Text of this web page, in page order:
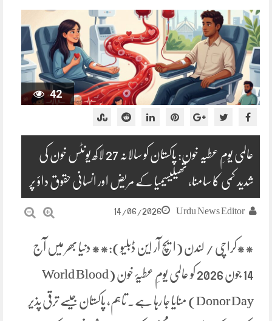
42
عالمی یومِ عطیہ خون: پاکستان کو سالانہ 27 لاکھ یونٹس خون کی
شدید کمی کا سامنا، تھیلیسیمیا کے مریض اور انسانی حقوق داؤ پر
Urdu News Editor
14/06/2026
**کراچی / لندن (ایچ آر این ڈبلیو):** دنیا بھر میں آج
14 جون 2026 کو عالمی یومِ عطیۂ خون (World Blood
Donor Day) منایا جا رہا ہے۔ تاہم، پاکستان جیسے ترقی پذیر